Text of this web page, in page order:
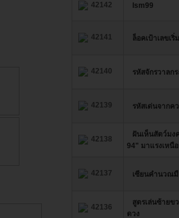
42142 lsm99
42141 ล็อคเป้าเลขเ
42140 รหัสจักรวาลก
42139 รหัสเด่นจากค
42138
ฝันเห็นสัตว์มง
94" มาแรงเหนื
42137 เซียนคำนวณมื
42136
สูตรเล่นซ้ายข
ดวง